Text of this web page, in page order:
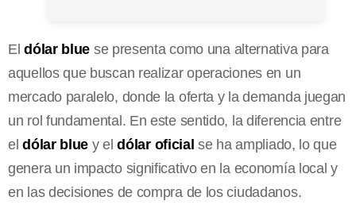
Eldólar blue se presenta como una alternativa para
aquellos que buscan realizar operaciones en un
mercado paralelo, donde la oferta y la demanda juegan
un rol fundamental. En este sentido, la diferencia entre
eldólar blue y eldólar oficial se ha ampliado, lo que
genera un impacto significativo en la economía local y
en las decisiones de compra de los ciudadanos.